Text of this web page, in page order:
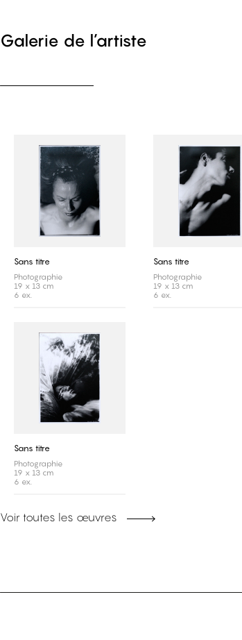
Galerie de l’artiste
Sans titre
Photographie
19 x 13 cm
6 ex.
Sans titre
Photographie
19 x 13 cm
6 ex.
Sans titre
Photographie
19 x 13 cm
6 ex.
Voir toutes les œuvres